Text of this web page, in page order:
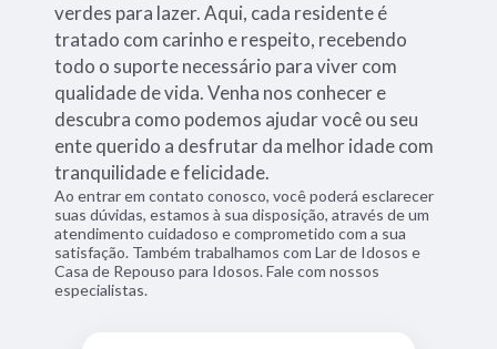
verdes para lazer. Aqui, cada residente é
tratado com carinho e respeito, recebendo
todo o suporte necessário para viver com
qualidade de vida. Venha nos conhecer e
descubra como podemos ajudar você ou seu
ente querido a desfrutar da melhor idade com
tranquilidade e felicidade.
Ao entrar em contato conosco, você poderá esclarecer
suas dúvidas, estamos à sua disposição, através de um
atendimento cuidadoso e comprometido com a sua
satisfação. Também trabalhamos com Lar de Idosos e
Casa de Repouso para Idosos. Fale com nossos
especialistas.